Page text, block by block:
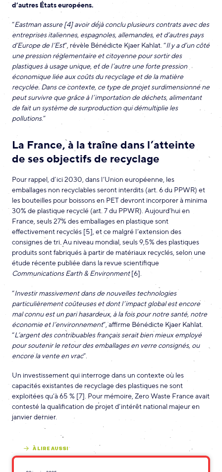
d’autres États européens.
“Eastman assure [4] avoir déjà conclu plusieurs contrats avec des
entreprises italiennes, espagnoles, allemandes, et d’autres pays
d’Europe de l’Est”, révèle Bénédicte Kjaer Kahlat. “Il y a d’un côté
une pression réglementaire et citoyenne pour sortir des
plastiques à usage unique, et de l’autre une forte pression
économique liée aux coûts du recyclage et de la matière
recyclée. Dans ce contexte, ce type de projet surdimensionné ne
peut survivre que grâce à l’importation de déchets, alimentant
de fait un système de surproduction qui démultiplie les
pollutions.”
La France, à la traîne dans l’atteinte
de ses objectifs de recyclage
Pour rappel, d’ici 2030, dans l’Union européenne, les
emballages non recyclables seront interdits (art. 6 du PPWR) et
les bouteilles pour boissons en PET devront incorporer à minima
30% de plastique recyclé (art. 7 du PPWR). Aujourd’hui en
France, seuls 27% des emballages en plastique sont
effectivement recyclés [5], et ce malgré l’extension des
consignes de tri. Au niveau mondial, seuls 9,5% des plastiques
produits sont fabriqués à partir de matériaux recyclés, selon une
étude récente publiée dans la revue scientifique
Communications Earth & Environment[6].
“Investir massivement dans de nouvelles technologies
particulièrement coûteuses et dont l’impact global est encore
mal connu est un pari hasardeux, à la fois pour notre santé, notre
économie et l’environnement”, affirme Bénédicte Kjaer Kahlat.
“L’argent des contribuables français serait bien mieux employé
pour soutenir le retour des emballages en verre consignés, ou
encore la vente en vrac”.
Un investissement qui interroge dans un contexte où les
capacités existantes de recyclage des plastiques ne sont
exploitées qu’à 65 % [7]. Pour mémoire, Zero Waste France avait
contesté la qualification de projet d’intérêt national majeur en
janvier dernier.
À LIRE AUSSI